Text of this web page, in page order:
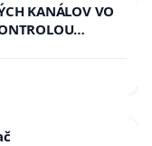
KANÁLOV VO
riešenie